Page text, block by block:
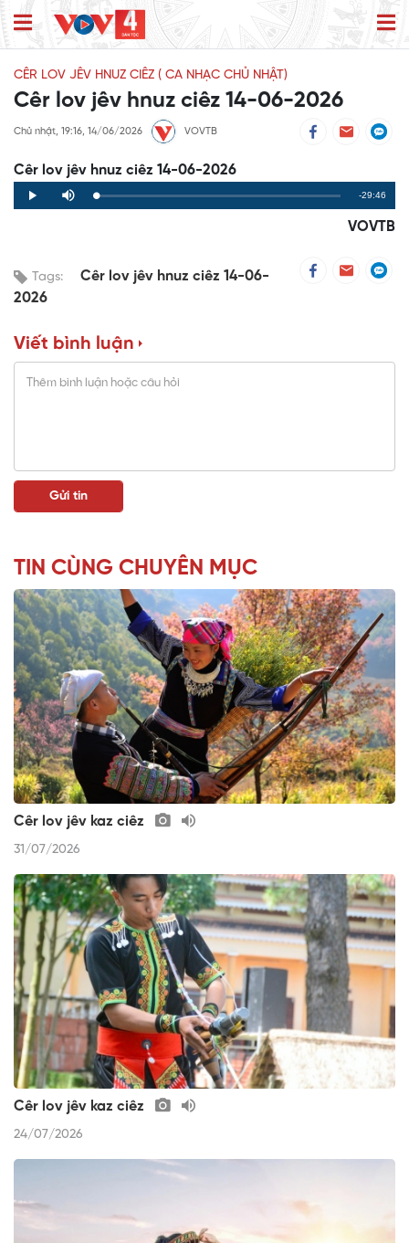
CÊR LOV JÊV HNUZ CIÊZ ( CA NHẠC CHỦ NHẬT)
Cêr lov jêv hnuz ciêz 14-06-2026
Chủ nhật, 19:16, 14/06/2026 VOVTB
Cêr lov jêv hnuz ciêz 14-06-2026
Play Mute Loaded:
0%
Progress:
0%
Remaining
Time
-29:46
VOVTB
Tags:
Cêr lov jêv hnuz ciêz 14-06-
2026
Viết bình luận
TIN CÙNG CHUYÊN MỤC
Cêr lov jêv kaz ciêz
31/07/2026
Cêr lov jêv kaz ciêz
24/07/2026